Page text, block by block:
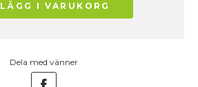
LÄGG I VARUKORG
Dela med vänner